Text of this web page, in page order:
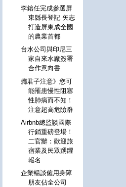
李鎔任完成參選屏
東縣長登記 矢志
打造屏東成全國
的農業首都
台水公司與印尼三
家自來水廠簽署
合作意向書
癮君子注意》您可
能罹患慢性阻塞
性肺病而不知！
注意超高危險群
Airbnb總監談國際
行銷重磅登場！
二官辦：歡迎旅
宿業及民眾踴躍
報名
企業暢談僱用身障
朋友佔全公司